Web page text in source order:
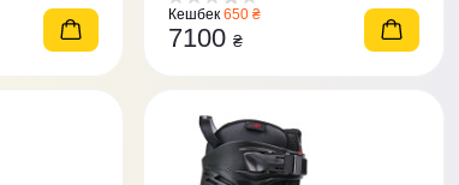
Кешбек 650 ₴
7100 ₴